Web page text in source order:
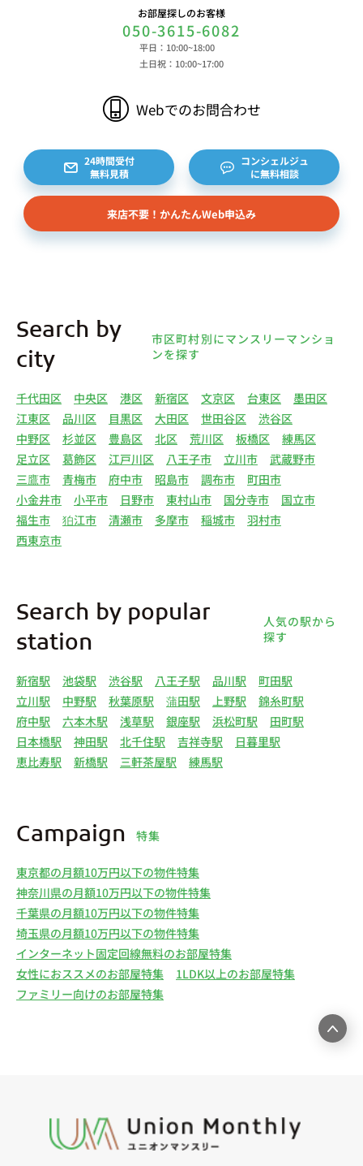
お部屋探しのお客様
050-3615-6082
平日：10:00~18:00
土日祝：10:00~17:00
Webでのお問合わせ
24時間受付
無料見積
コンシェルジュ
に無料相談
来店不要！かんたんWeb申込み
Search by
city
市区町村別にマンスリーマンショ
ンを探す
千代田区 中央区 港区 新宿区 文京区 台東区
墨田区
江東区
品川区 目黒区 大田区 世田谷区
渋谷区
中野区
杉並区 豊島区 北区 荒川区 板橋区
練馬区
足立区
葛飾区 江戸川区 八王子市 立川市
武蔵野市
三鷹市
青梅市 府中市 昭島市 調布市
町田市
小金井市
小平市 日野市 東村山市 国分寺市
国立市
福生市
狛江市 清瀬市 多摩市 稲城市
羽村市
西東京市
Search by popular
station
人気の駅から
探す
新宿駅 池袋駅 渋谷駅 八王子駅 品川駅
町田駅
立川駅
中野駅 秋葉原駅 蒲田駅 上野駅
錦糸町駅
府中駅
六本木駅 浅草駅 銀座駅 浜松町駅
田町駅
日本橋駅
神田駅 北千住駅 吉祥寺駅
日暮里駅
恵比寿駅
新橋駅 三軒茶屋駅 練馬駅
Campaign 特集
東京都の月額10万円以下の物件特集
神奈川県の月額10万円以下の物件特集
千葉県の月額10万円以下の物件特集
埼玉県の月額10万円以下の物件特集
インターネット固定回線無料のお部屋特集
女性におススメのお部屋特集
1LDK以上のお部屋特集
ファミリー向けのお部屋特集